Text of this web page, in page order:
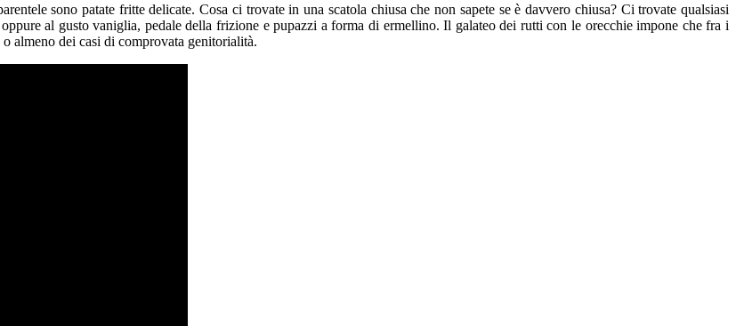
sono patate fritte delicate. Cosa ci trovate in una scatola chiusa che non sapete se è davvero chiusa? Ci trovate qualsiasi
oppure al gusto vaniglia, pedale della frizione e pupazzi a forma di ermellino. Il galateo dei rutti con le orecchie impone che fra i
almeno dei casi di comprovata genitorialità.